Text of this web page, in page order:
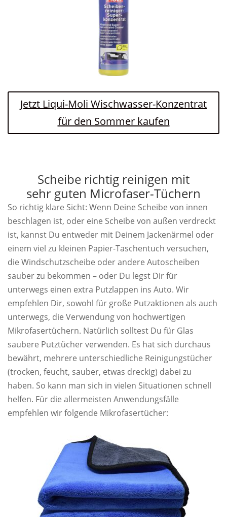
Jetzt Liqui-Moli Wischwasser-Konzentrat
für den Sommer kaufen
Scheibe richtig reinigen mit
sehr guten Microfaser-Tüchern
So richtig klare Sicht: Wenn Deine Scheibe von innen
beschlagen ist, oder eine Scheibe von außen verdreckt
ist, kannst Du entweder mit Deinem Jackenärmel oder
einem viel zu kleinen Papier-Taschentuch versuchen,
die Windschutzscheibe oder andere Autoscheiben
sauber zu bekommen – oder Du legst Dir für
unterwegs einen extra Putzlappen ins Auto. Wir
empfehlen Dir, sowohl für große Putzaktionen als auch
unterwegs, die Verwendung von hochwertigen
Mikrofasertüchern. Natürlich solltest Du für Glas
saubere Putztücher verwenden. Es hat sich durchaus
bewährt, mehrere unterschiedliche Reinigungstücher
(trocken, feucht, sauber, etwas dreckig) dabei zu
haben. So kann man sich in vielen Situationen schnell
helfen. Für die allermeisten Anwendungsfälle
empfehlen wir folgende Mikrofasertücher: